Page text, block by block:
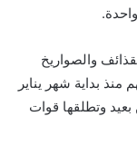
والصواريخ
بداية شهر يناير
وتطلقها قوات